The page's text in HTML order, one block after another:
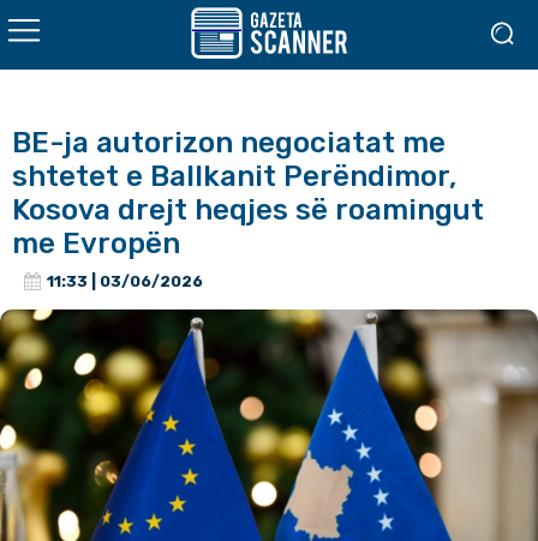
BE-ja autorizon negociatat me
shtetet e Ballkanit Perëndimor,
Kosova drejt heqjes së roamingut
me Evropën
11:33 | 03/06/2026